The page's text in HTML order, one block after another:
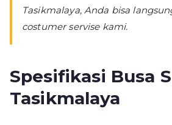
Tasikmalaya, Anda bisa
costumer servise kami.
Spesifikasi Busa
Tasikmalaya